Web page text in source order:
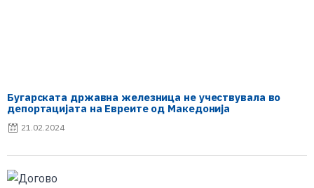
Бугарската државна железница не учествувала во
депортацијата на Евреите од Македонија
21.02.2024